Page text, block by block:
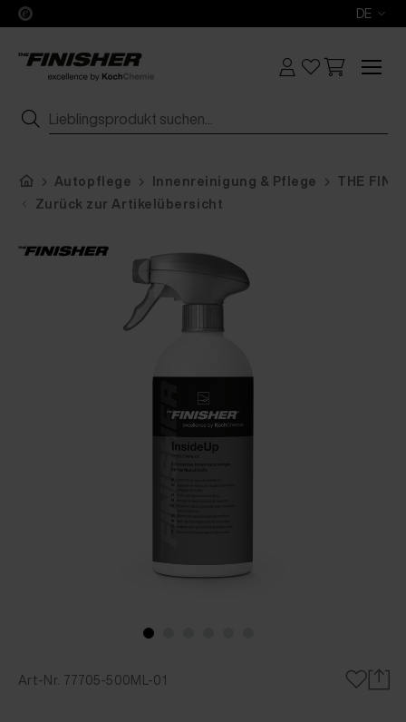
DE
Autopflege Innenreinigung & Pflege
THE
Zurück zur Artikelübersicht
Art-Nr. 77705-500ML-01